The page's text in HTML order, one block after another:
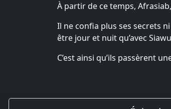
À partir de ce temps,
Il ne confia plus ses secrets
être jour et nuit qu’avec
C’est ainsi qu’ils passèrent